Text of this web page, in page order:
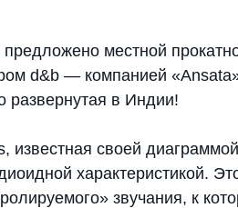
местной
d&b — компанией
развернутая в Индии!
известная своей диаграммой
характеристикой.
звучания, к